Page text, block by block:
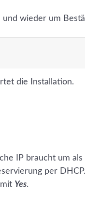
wieder um
die Installation.
IP braucht um
per
Yes.